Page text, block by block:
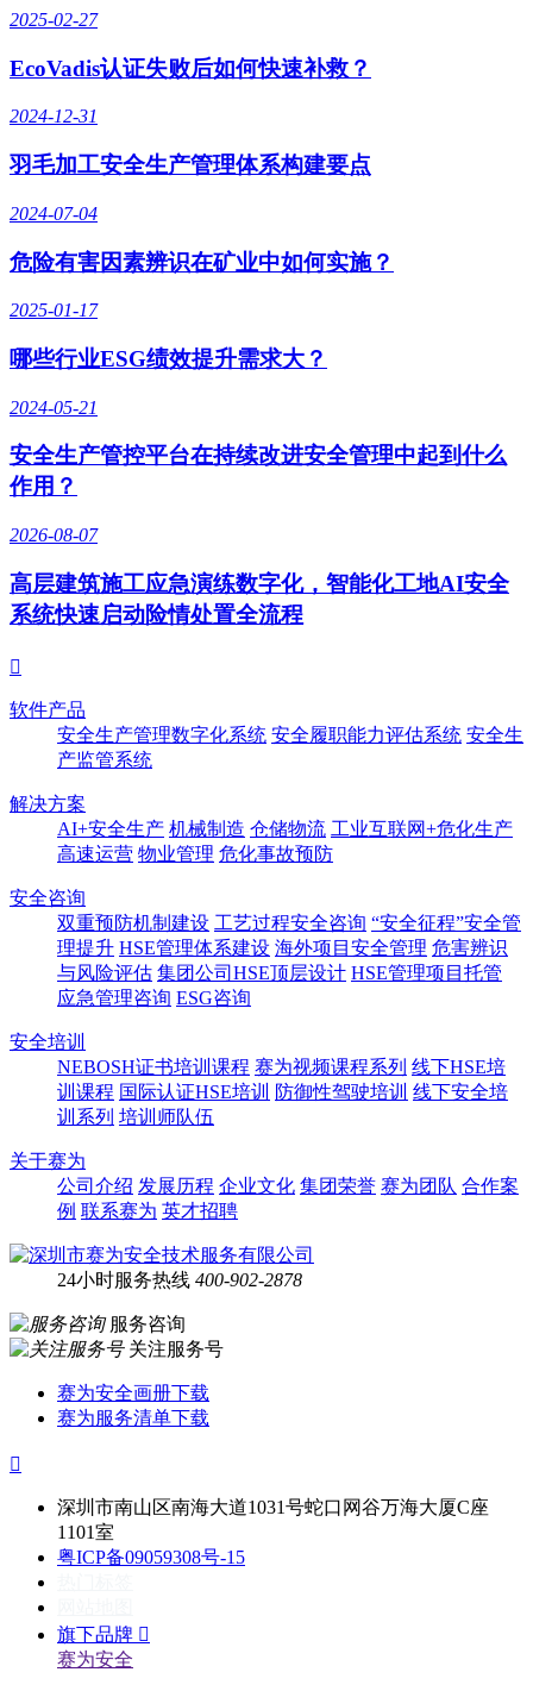
2025-02-27
EcoVadis认证失败后如何快速补救？
2024-12-31
羽毛加工安全生产管理体系构建要点
2024-07-04
危险有害因素辨识在矿业中如何实施？
2025-01-17
哪些行业ESG绩效提升需求大？
2024-05-21
安全生产管控平台在持续改进安全管理中起到什么
作用？
2026-08-07
高层建筑施工应急演练数字化，智能化工地AI安全
系统快速启动险情处置全流程

软件产品
安全生产管理数字化系统 安全履职能力评估系统 安全生
产监管系统
解决方案
AI+安全生产 机械制造 仓储物流 工业互联网+危化生产
高速运营 物业管理 危化事故预防
安全咨询
双重预防机制建设 工艺过程安全咨询 “安全征程”安全管
理提升 HSE管理体系建设 海外项目安全管理 危害辨识
与风险评估 集团公司HSE顶层设计 HSE管理项目托管
应急管理咨询 ESG咨询
安全培训
NEBOSH证书培训课程 赛为视频课程系列 线下HSE培
训课程 国际认证HSE培训 防御性驾驶培训 线下安全培
训系列 培训师队伍
关于赛为
公司介绍 发展历程 企业文化 集团荣誉 赛为团队 合作案
例 联系赛为 英才招聘
24小时服务热线 400-902-2878
服务咨询
关注服务号
赛为安全画册下载
赛为服务清单下载

深圳市南山区南海大道1031号蛇口网谷万海大厦C座
1101室
粤ICP备09059308号-15
旗下品牌 
赛为安全